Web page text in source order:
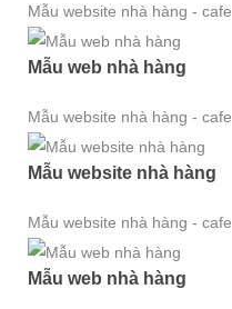
Mẫu website nhà hàng - cafe
Mẫu web nhà hàng
Mẫu website nhà hàng - cafe
Mẫu website nhà hàng
Mẫu website nhà hàng - cafe
Mẫu web nhà hàng